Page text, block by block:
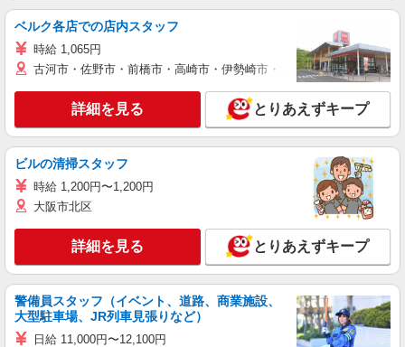
ベルク各店での店内スタッフ
時給 1,065円
古河市・佐野市・前橋市・高崎市・伊勢崎市・太田市・館林市・藤
詳細を見る とりあえずキープ
ビルの清掃スタッフ
時給 1,200円〜1,200円
大阪市北区
詳細を見る とりあえずキープ
警備員スタッフ（イベント、道路、商業施設、
大型駐車場、JR列車見張りなど）
日給 11,000円〜12,100円